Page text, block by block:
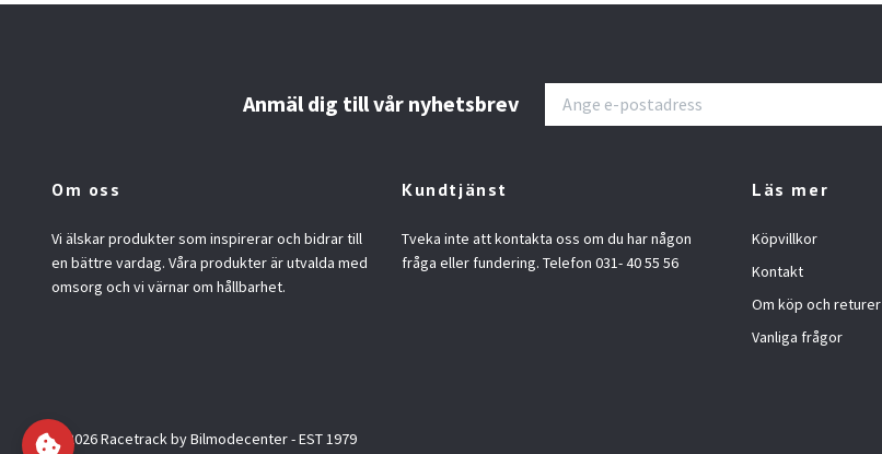
Anmäl dig till vår nyhetsbrev
Om oss
Vi älskar produkter som inspirerar och bidrar till
en bättre vardag. Våra produkter är utvalda med
omsorg och vi värnar om hållbarhet.
Kundtjänst
Tveka inte att kontakta oss om du har någon
fråga eller fundering. Telefon 031- 40 55 56
Läs mer
Köpvillkor
Kontakt
Om köp och returer
Vanliga frågor
© 2026 Racetrack by Bilmodecenter - EST 1979